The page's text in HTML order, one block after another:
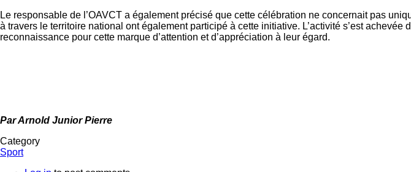
Le responsable de l’OAVCT a également précisé que cette célébration ne concernait pas
à travers le territoire national ont également participé à cette initiative. L’activité s’est
reconnaissance pour cette marque d’attention et d’appréciation à leur égard.
Par Arnold Junior Pierre
Category
Sport